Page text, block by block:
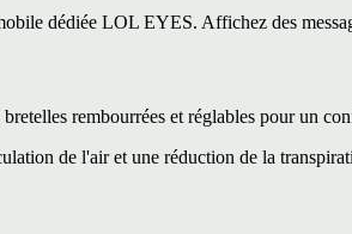
dédiée LOL EYES. Affichez des
rembourrées et réglables pour un
de l'air et une réduction de la